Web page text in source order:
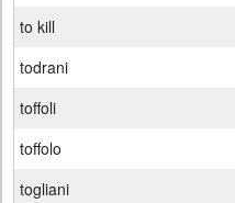
to kill
todrani
toffoli
toffolo
togliani